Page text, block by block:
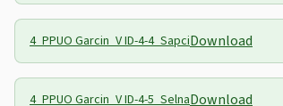
4_PPUO Garcin_V ID-4-4_SapciDownload
4_PPUO Garcin_V ID-4-5_SelnaDownload